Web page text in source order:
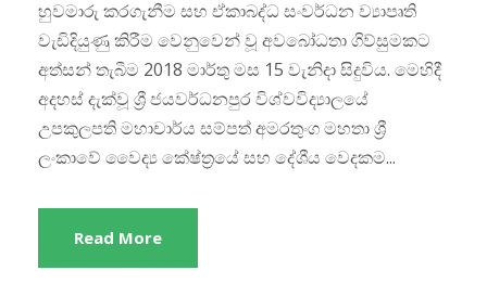
හුවමාරු කරගැනීම සහ ඒකාබද්ධ සංවර්ධන ව්‍යාපෘති
වැඩිදියුණු කිරීම වෙනුවෙන් වූ අවබෝධතා ගිව්සුමකට
අත්සන් තැබීම 2018 මාර්තු මස 15 වැනිදා සිදුවිය. මෙහිදී
අදහස් දැක්වූ ශ්‍රී ජයවර්ධනපුර විශ්වවිද්‍යාලයේ
උපකුලපති මහාචාර්ය සම්පත් අමරතුංග මහතා ශ්‍රී
ලංකාවේ වෛද්‍ය කේෂ්ත්‍රයේ සහ දේශීය වෙදකම...
Read More